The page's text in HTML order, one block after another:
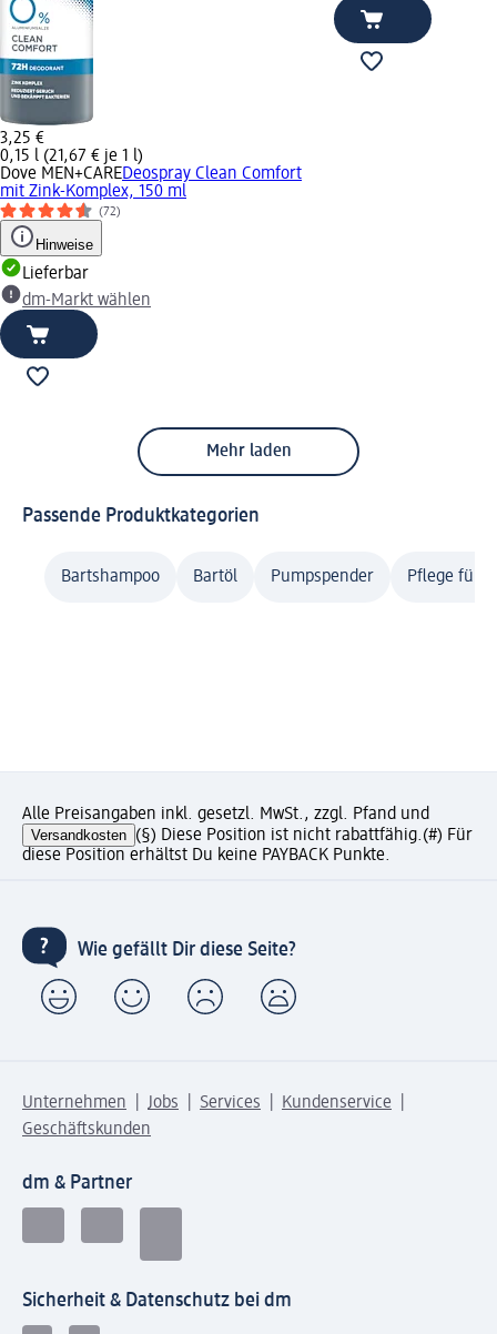
3,25 €
0,15 l (21,67 € je 1 l)
Dove MEN+CAREDeospray Clean Comfort
mit Zink-Komplex, 150 ml
(72)
Hinweise
Lieferbar
dm-Markt wählen
Mehr laden
Passende Produktkategorien
Bartshampoo Bartöl Pumpspender Pflege für
Alle Preisangaben inkl. gesetzl. MwSt., zzgl. Pfand und
Versandkosten (§) Diese Position ist nicht rabattfähig.(#) Für
diese Position erhältst Du keine PAYBACK Punkte.
Wie gefällt Dir diese Seite?
Unternehmen Jobs Services
Kundenservice
Geschäftskunden
dm & Partner
Sicherheit & Datenschutz bei dm